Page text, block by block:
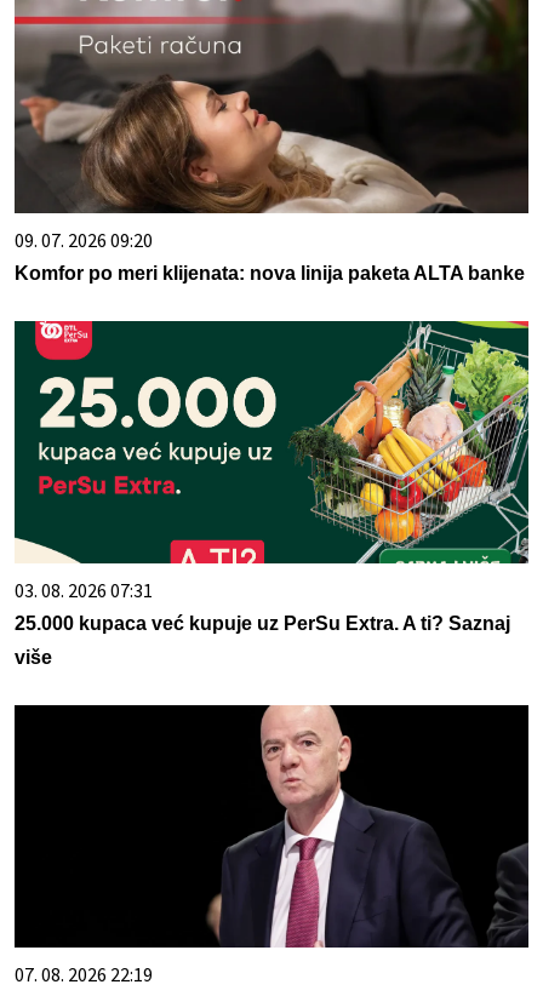
09. 07. 2026 09:20
Komfor po meri klijenata: nova linija paketa ALTA banke
03. 08. 2026 07:31
25.000 kupaca već kupuje uz PerSu Extra. A ti? Saznaj
više
07. 08. 2026 22:19